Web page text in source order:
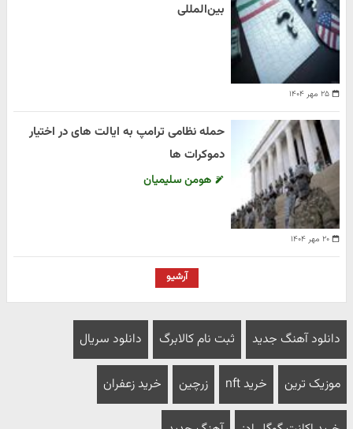
۲۵ مهر ۱۴۰۴
بین‌المللی
۲۰ مهر ۱۴۰۴
حمله نظامی ترامپ به ایالت های در اختیار
دموکرات ها
هومن سلیمیان
آرشیو
دانلود آهنگ جدید ثبت نام کالابرگ دانلود سریال
موزیک ترین خرید nft زرچین خرید زعفران